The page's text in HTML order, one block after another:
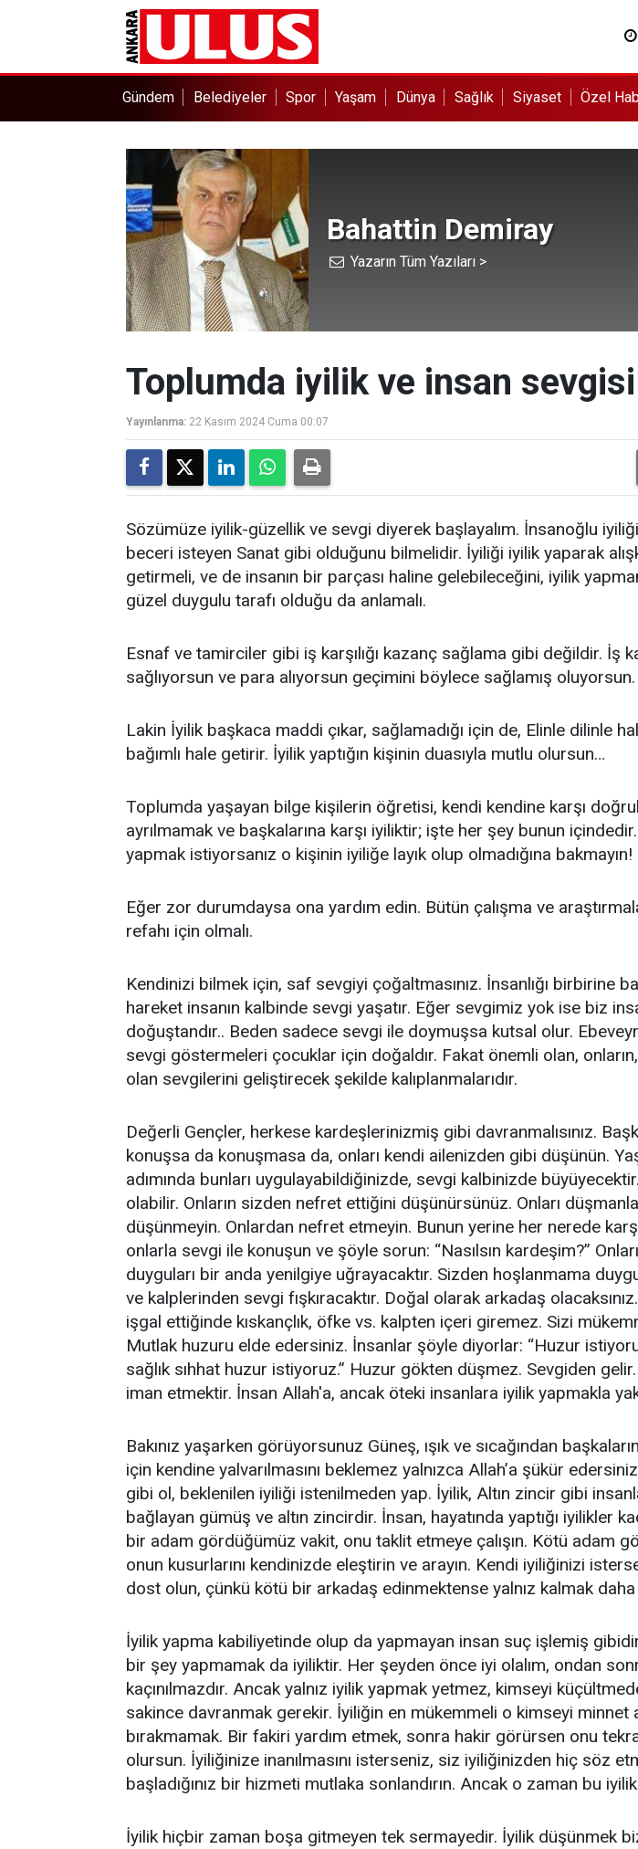
Gündem Belediyeler Spor Yaşam Dünya Sağlık Siyaset Özel
Bahattin Demiray
Yazarın Tüm Yazıları >
Toplumda iyilik ve insan sevgisi
Yayınlanma: 22 Kasım 2024 Cuma 00:07
Sözümüze iyilik-güzellik ve sevgi diyerek başlayalım. İnsanoğlu
beceri isteyen Sanat gibi olduğunu bilmelidir. İyiliği iyilik yaparak
getirmeli, ve de insanın bir parçası haline gelebileceğini, iyilik
güzel duygulu tarafı olduğu da anlamalı.
Esnaf ve tamirciler gibi iş karşılığı kazanç sağlama gibi değildir. İş
sağlıyorsun ve para alıyorsun geçimini böylece sağlamış oluyorsun.
Lakin İyilik başkaca maddi çıkar, sağlamadığı için de, Elinle dilinle
bağımlı hale getirir. İyilik yaptığın kişinin duasıyla mutlu olursun…
Toplumda yaşayan bilge kişilerin öğretisi, kendi kendine karşı
ayrılmamak ve başkalarına karşı iyiliktir; işte her şey bunun
yapmak istiyorsanız o kişinin iyiliğe layık olup olmadığına bakmayın!
Eğer zor durumdaysa ona yardım edin. Bütün çalışma ve
refahı için olmalı.
Kendinizi bilmek için, saf sevgiyi çoğaltmasınız. İnsanlığı birbirine
hareket insanın kalbinde sevgi yaşatır. Eğer sevgimiz yok ise biz
doğuştandır.. Beden sadece sevgi ile doymuşsa kutsal olur.
sevgi göstermeleri çocuklar için doğaldır. Fakat önemli olan,
olan sevgilerini geliştirecek şekilde kalıplanmalarıdır.
Değerli Gençler, herkese kardeşlerinizmiş gibi davranmalısınız.
konuşsa da konuşmasa da, onları kendi ailenizden gibi düşünün.
adımında bunları uygulayabildiğinizde, sevgi kalbinizde
olabilir. Onların sizden nefret ettiğini düşünürsünüz. Onları
düşünmeyin. Onlardan nefret etmeyin. Bunun yerine her nerede
onlarla sevgi ile konuşun ve şöyle sorun: “Nasılsın kardeşim?”
duyguları bir anda yenilgiye uğrayacaktır. Sizden hoşlanmama
ve kalplerinden sevgi fışkıracaktır. Doğal olarak arkadaş
işgal ettiğinde kıskançlık, öfke vs. kalpten içeri giremez. Sizi
Mutlak huzuru elde edersiniz. İnsanlar şöyle diyorlar: “Huzur
sağlık sıhhat huzur istiyoruz.” Huzur gökten düşmez. Sevgiden gelir.
iman etmektir. İnsan Allah'a, ancak öteki insanlara iyilik yapmakla
Bakınız yaşarken görüyorsunuz Güneş, ışık ve sıcağından
için kendine yalvarılmasını beklemez yalnızca Allah’a şükür
gibi ol, beklenilen iyiliği istenilmeden yap. İyilik, Altın zincir gibi
bağlayan gümüş ve altın zincirdir. İnsan, hayatında yaptığı iyilikler
bir adam gördüğümüz vakit, onu taklit etmeye çalışın. Kötü adam
onun kusurlarını kendinizde eleştirin ve arayın. Kendi iyiliğinizi
dost olun, çünkü kötü bir arkadaş edinmektense yalnız kalmak daha
İyilik yapma kabiliyetinde olup da yapmayan insan suç işlemiş
bir şey yapmamak da iyiliktir. Her şeyden önce iyi olalım, ondan
kaçınılmazdır. Ancak yalnız iyilik yapmak yetmez, kimseyi
sakince davranmak gerekir. İyiliğin en mükemmeli o kimseyi minnet
bırakmamak. Bir fakiri yardım etmek, sonra hakir görürsen onu
olursun. İyiliğinize inanılmasını isterseniz, siz iyiliğinizden hiç söz
başladığınız bir hizmeti mutlaka sonlandırın. Ancak o zaman bu
İyilik hiçbir zaman boşa gitmeyen tek sermayedir. İyilik düşünmek